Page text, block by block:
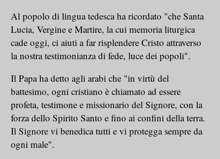
Al popolo di lingua tedesca ha ricordato "che Santa
Lucia, Vergine e Martire, la cui memoria liturgica
cade oggi, ci aiuti a far risplendere Cristo attraverso
la nostra testimonianza di fede, luce dei popoli".
Il Papa ha detto agli arabi che "in virtù del
battesimo, ogni cristiano è chiamato ad essere
profeta, testimone e missionario del Signore, con la
forza dello Spirito Santo e fino ai confini della terra.
Il Signore vi benedica tutti e vi protegga sempre da
ogni male".